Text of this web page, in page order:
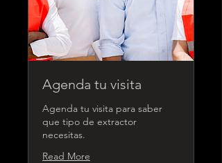
Agenda tu visita
Agenda tu visita para saber
que tipo de extractor
necesitas.
Read More